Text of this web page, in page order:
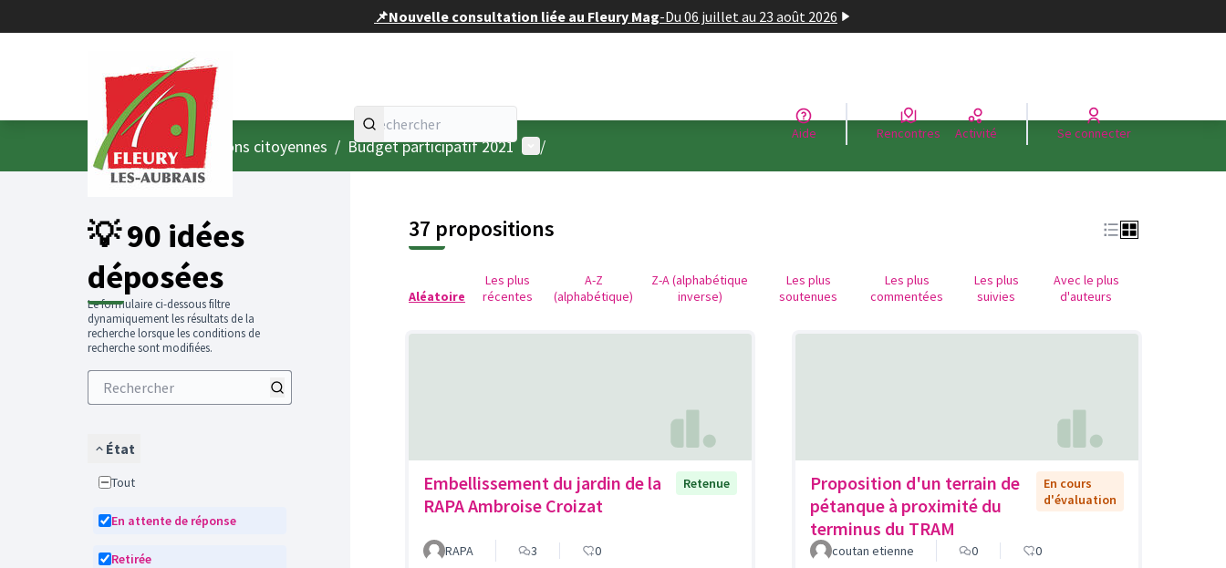
📌Nouvelle consultation liée au Fleury Mag-Du 06 juillet au 23 août 2026
Aide Rencontres Activité Se connecter
AccueilMenu principal
/ Consultations citoyennes / Budget participatif 2021 Menu utilisateur
/
💡 90 idées
déposées
Le formulaire ci-dessous filtre
dynamiquement les résultats de la
recherche lorsque les conditions de
recherche sont modifiées.
État
Tout
En attente de réponse
Retirée
37 propositions
Aléatoire
Les plus
récentes
A-Z
(alphabétique)
Z-A (alphabétique
inverse)
Les plus
soutenues
Les plus
commentées
Les plus
suivies
Avec le plus
d'auteurs
Embellissement du jardin de la
RAPA Ambroise Croizat
Retenue
RAPA 3 0
Proposition d'un terrain de
pétanque à proximité du
terminus du TRAM
En cours
d'évaluation
coutan etienne 0 0